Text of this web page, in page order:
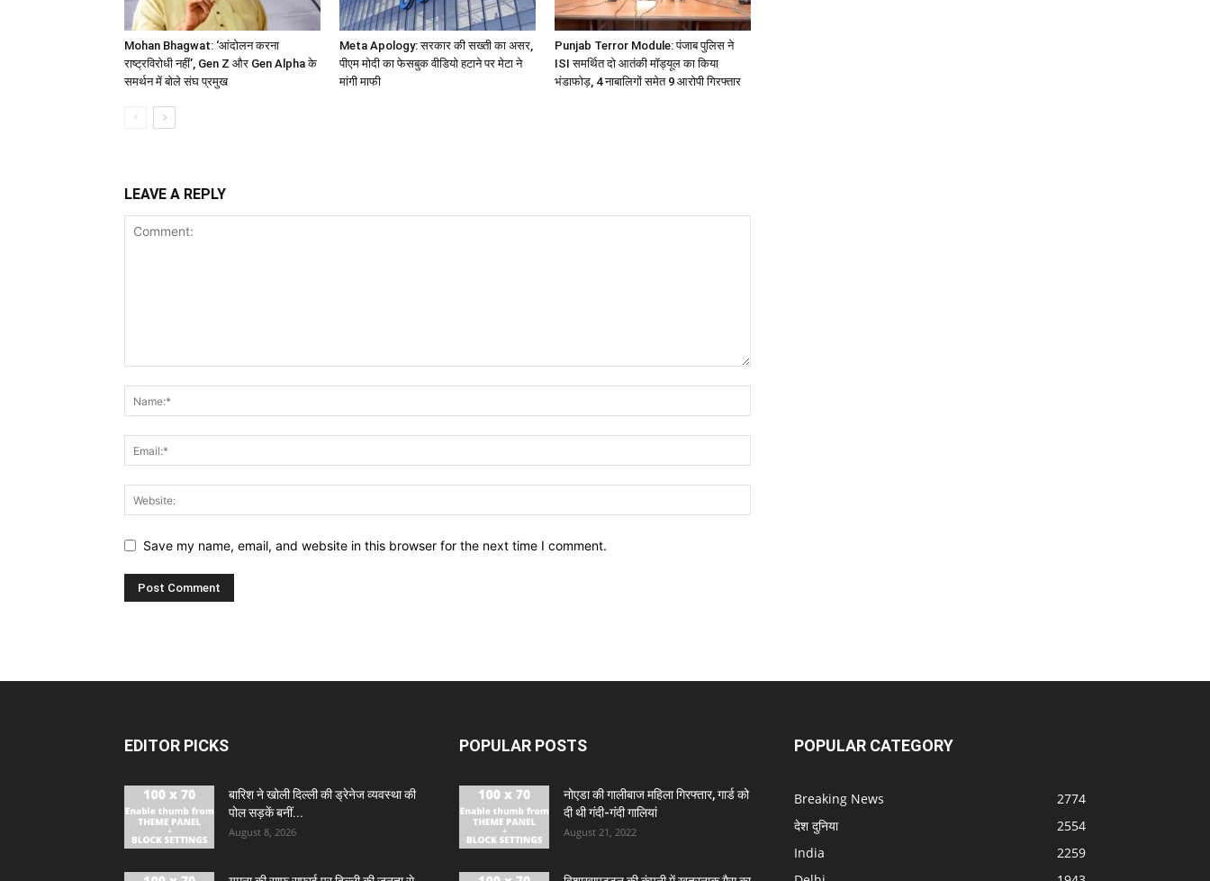
Mohan Bhagwat: ‘आंदोलन करना
राष्ट्रविरोधी नहीं’, Gen Z और Gen Alpha के
समर्थन में बोले संघ प्रमुख
Meta Apology: सरकार की सख्ती का असर,
पीएम मोदी का फेसबुक वीडियो हटाने पर मेटा ने
मांगी माफी
Punjab Terror Module: पंजाब पुलिस ने
ISI समर्थित दो आतंकी मॉड्यूल का किया
भंडाफोड़, 4 नाबालिगों समेत 9 आरोपी गिरफ्तार
LEAVE A REPLY
Save my name, email, and website in this browser for the next time I comment.
EDITOR PICKS
बारिश ने खोली दिल्ली की ड्रेनेज व्यवस्था की
पोल सड़कें बनीं...
August 8, 2026
POPULAR POSTS
नोएडा की गालीबाज महिला गिरफ्तार, गार्ड को
दी थी गंदी-गंदी गालियां
August 21, 2022
POPULAR CATEGORY
Breaking News
2774
देश दुनिया
2554
India
2259